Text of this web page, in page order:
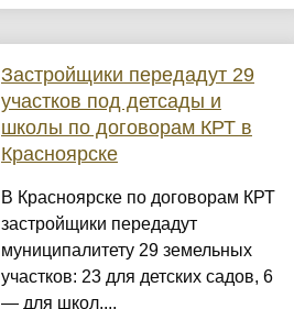
Застройщики передадут 29
участков под детсады и
школы по договорам КРТ в
Красноярске
В Красноярске по договорам КРТ
застройщики передадут
муниципалитету 29 земельных
участков: 23 для детских садов, 6
— для школ....